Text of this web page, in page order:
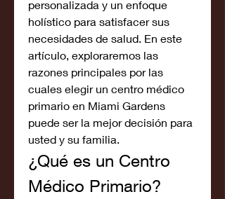
personalizada y un enfoque
holístico para satisfacer sus
necesidades de salud. En este
artículo, exploraremos las
razones principales por las
cuales elegir un centro médico
primario en Miami Gardens
puede ser la mejor decisión para
usted y su familia.
¿Qué es un Centro
Médico Primario?